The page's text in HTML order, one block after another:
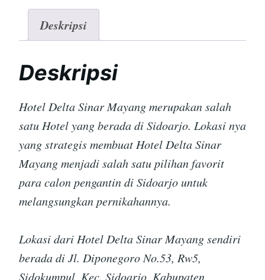
Deskripsi
Deskripsi
Hotel Delta Sinar Mayang merupakan salah
satu Hotel yang berada di Sidoarjo. Lokasi nya
yang strategis membuat Hotel Delta Sinar
Mayang menjadi salah satu pilihan favorit
para calon pengantin di Sidoarjo untuk
melangsungkan pernikahannya.
Lokasi dari Hotel Delta Sinar Mayang sendiri
berada di Jl. Diponegoro No.53, Rw5,
Sidokumpul, Kec. Sidoarjo, Kabupaten